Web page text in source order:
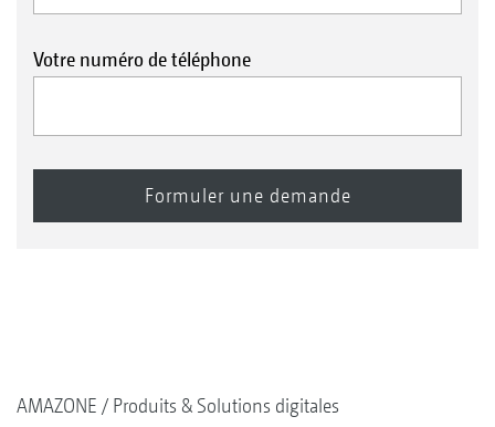
Votre numéro de téléphone
AMAZONE
Produits & Solutions digitales